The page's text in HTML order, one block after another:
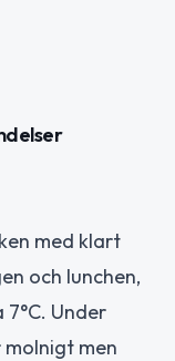
med klart
och lunchen,
Under
men